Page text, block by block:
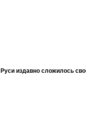
издавно сложилось